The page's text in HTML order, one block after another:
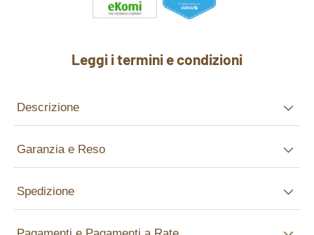
Leggi i termini e condizioni
Descrizione
Garanzia e Reso
Spedizione